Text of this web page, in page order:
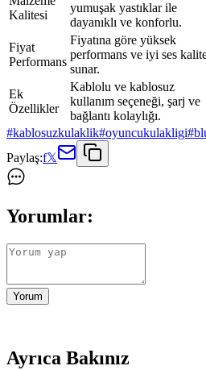
Kalitesi
yumuşak yastıklar ile
dayanıklı ve konforlu.
Fiyat
Performans
Fiyatına göre yüksek
performans ve iyi ses
sunar.
Ek
Özellikler
Kablolu ve kablosuz
kullanım seçeneği, şarj ve
bağlantı kolaylığı.
#kablosuzkulaklik#oyuncukulakligi#
Paylaş:f𝕏
Yorumlar:
Yorum
Ayrıca Bakınız